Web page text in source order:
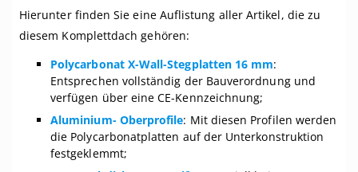
Hierunter finden Sie eine Auflistung aller Artikel, die zu
diesem Komplettdach gehören:
Polycarbonat X-Wall-Stegplatten 16 mm:
Entsprechen vollständig der Bauverordnung und
verfügen über eine CE-Kennzeichnung;
Aluminium- Oberprofile: Mit diesen Profilen werden
die Polycarbonatplatten auf der Unterkonstruktion
festgeklemmt;